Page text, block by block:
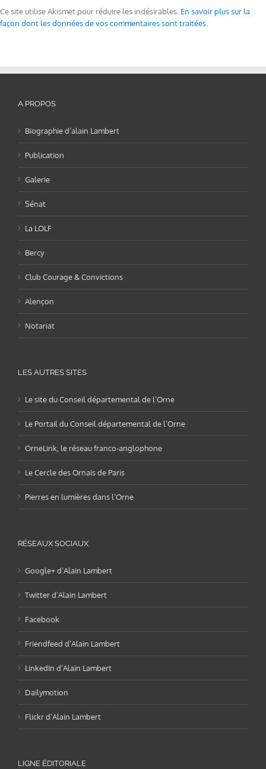
Ce site utilise Akismet pour réduire les indésirables. En savoir plus sur la
façon dont les données de vos commentaires sont traitées
A PROPOS
Biographie d’alain Lambert
Publication
Galerie
Sénat
La LOLF
Bercy
Club Courage & Convictions
Alençon
Notariat
LES AUTRES SITES
Le site du Conseil départemental de l’Orne
Le Portail du Conseil départemental de l’Orne
OrneLink, le réseau franco-anglophone
Le Cercle des Ornais de Paris
Pierres en lumières dans l’Orne
RÉSEAUX SOCIAUX
Google+ d’Alain Lambert
Twitter d’Alain Lambert
Facebook
Friendfeed d’Alain Lambert
LinkedIn d’Alain Lambert
Dailymotion
Flickr d’Alain Lambert
LIGNE ÉDITORIALE